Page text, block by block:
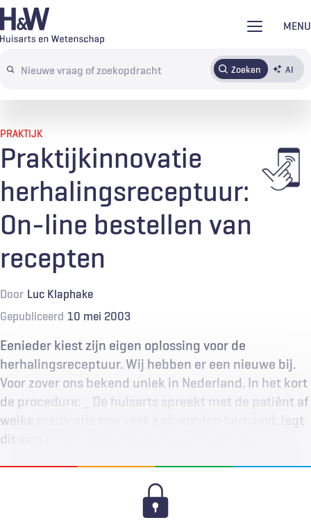
Overslaan
en
de
MENU
Search
terms
Zoeken AI
AbonnerenTijdschrift Inloggen
PRAKTIJK
Praktijkinnovatie
herhalingsreceptuur:
On-line bestellen van
recepten
Door Luc Klaphake
Gepubliceerd 10 mei 2003
Eenieder kiest zijn eigen oplossing voor de
herhalingsreceptuur. Wij hebben er een nieuwe bij.
Voor zover ons bekend uniek in Nederland. In het kort
de procedure: _ De huisarts spreekt met de patiënt af
welke medicatie hoe vaak kan worden herhaald, legt
dit vast in de module ‘chronische medicatie…